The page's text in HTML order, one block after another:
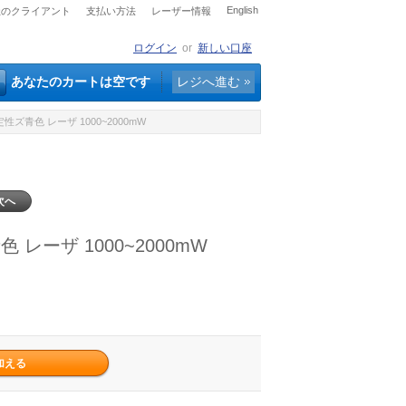
クライアント 支払い方法 レーザー情報 English
ログイン or 新しい口座
あなたのカートは空です レジへ進む
ズ青色 レーザ 1000~2000mW
へ
レーザ 1000~2000mW